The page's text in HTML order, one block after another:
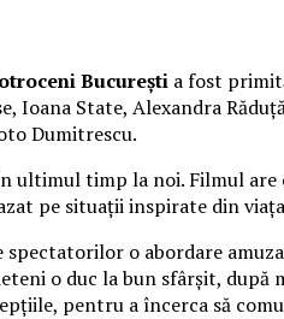
București a fost
State, Alexandra
Dumitrescu.
ultimul timp la noi. Filmul
pe situații inspirate din
spectatorilor o abordare
o duc la bun sfârșit,
pentru a încerca să